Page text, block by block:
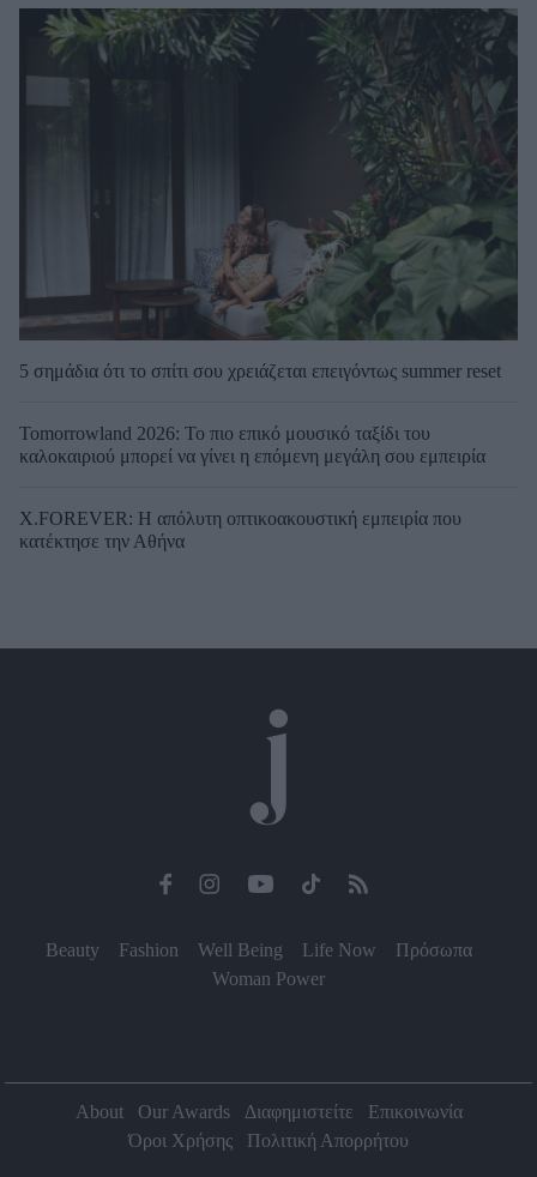
5 σημάδια ότι το σπίτι σου χρειάζεται επειγόντως summer reset
Tomorrowland 2026: Το πιο επικό μουσικό ταξίδι του
καλοκαιριού μπορεί να γίνει η επόμενη μεγάλη σου εμπειρία
X.FOREVER: Η απόλυτη οπτικοακουστική εμπειρία που
κατέκτησε την Αθήνα
Beauty Fashion Well Being Life Now
Πρόσωπα
Woman Power
About Our Awards Διαφημιστείτε
Επικοινωνία
Όροι Χρήσης
Πολιτική Απορρήτου